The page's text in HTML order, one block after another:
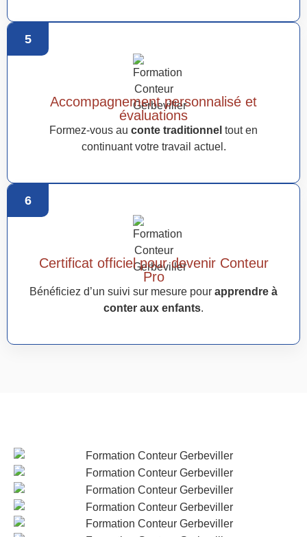
5
Accompagnement personnalisé et
évaluations
Formez-vous au conte traditionnel tout en
continuant votre travail actuel.
6
Certificat officiel pour devenir Conteur
Pro
Bénéficiez d’un suivi sur mesure pour apprendre à
conter aux enfants.